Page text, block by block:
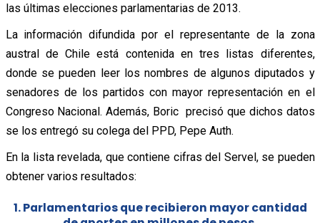
las últimas elecciones parlamentarias de 2013.
La información difundida por el representante de la zona
austral de Chile está contenida en tres listas diferentes,
donde se pueden leer los nombres de algunos diputados y
senadores de los partidos con mayor representación en el
Congreso Nacional. Además, Boric precisó que dichos datos
se los entregó su colega del PPD, Pepe Auth.
En la lista revelada, que contiene cifras del Servel, se pueden
obtener varios resultados:
1. Parlamentarios que recibieron mayor cantidad